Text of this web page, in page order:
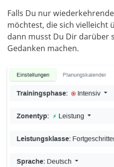
Falls Du nur
möchtest, die sich vielleicht
dann musst Du Dir darüber
Gedanken machen.